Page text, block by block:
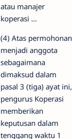
atau manajer
koperasi ...
(4) Atas permohonan
menjadi anggota
sebagaimana
dimaksud dalam
pasal 3 (tiga) ayat ini,
pengurus Koperasi
memberikan
keputusan dalam
tenggang waktu 1